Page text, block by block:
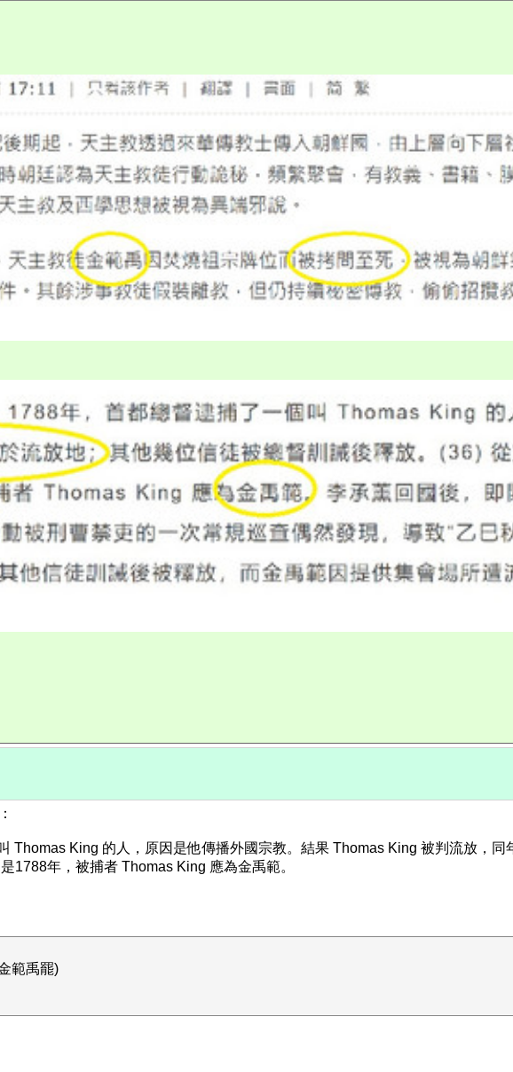
Thomas King 的人，原因是他傳播外國宗教。結果 Thomas King 被判流放，同
1788年，被捕者 Thomas King 應為金禹範。
範禹罷)